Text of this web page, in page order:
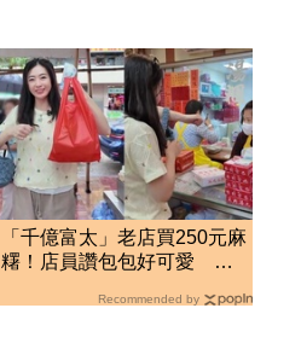
「千億富太」老店買250元麻
糬！店員讚包包好可愛 笑
Recommended by